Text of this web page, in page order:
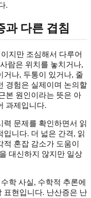
.
과 다른 겹침
지만 조심해서 다루어
람은 위치를 놓치거나,
거나, 두통이 있거나, 줄
경험은 실제이며 논의할
본 원인이라는 뜻은 아
과제입니다.
력 문제를 확인하면서 읽
니다. 더 넓은 간격, 읽
혼잡 감소가 도움이
대신하지 않지만 일상
학 사실, 수학적 추론에
표현입니다. 난산증은 난